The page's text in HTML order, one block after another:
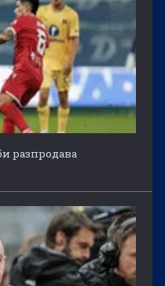
разпродава